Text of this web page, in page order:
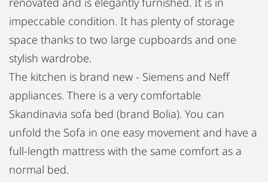
impeccable condition. It has plenty of storage
space thanks to two large cupboards and one
stylish wardrobe.
The kitchen is brand new - Siemens and Neff
appliances. There is a very comfortable
Skandinavia sofa bed (brand Bolia). You can
unfold the Sofa in one easy movement and have a
full-length mattress with the same comfort as a
normal bed.